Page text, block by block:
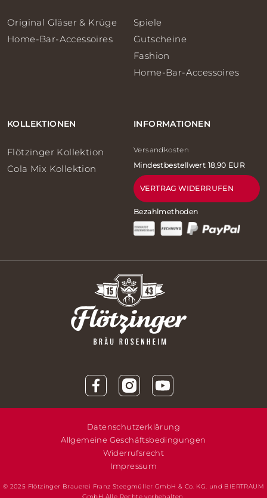
Original Gläser & Krüge
Home-Bar-Accessoires
Spiele
Gutscheine
Fashion
Home-Bar-Accessoires
KOLLEKTIONEN
Flötzinger Kollektion
Cola Mix Kollektion
INFORMATIONEN
Versandkosten
Mindestbestellwert 18,90 EUR
VERTRAG WIDERRUFEN
Bezahlmethoden
Datenschutzerklärung
Allgemeine Geschäftsbedingungen
Widerrufsrecht
Impressum
© 2025 Flötzinger Brauerei Franz Steegmüller GmbH & Co. KG. und BIERTRAUM